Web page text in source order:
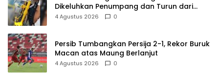
Dikeluhkan Penumpang dan Turun dari
TransJakarta Karena Bau Badan
4 Agustus 2026 0
Persib Tumbangkan Persija 2-1, Rekor Buruk
Macan atas Maung Berlanjut
4 Agustus 2026 0